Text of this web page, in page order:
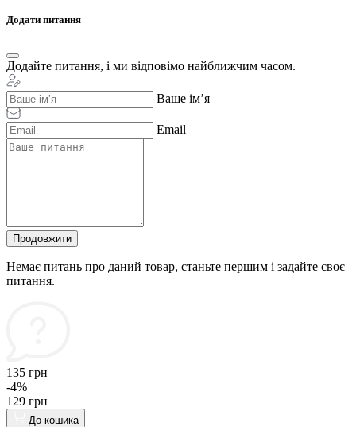
Додати питання
Додайте питання, і ми відповімо найближчим часом.
Ваше ім’я
Email
Продовжити
Немає питань про даний товар, станьте першим і задайте своє
питання.
135 грн
-4%
129 грн
До кошика